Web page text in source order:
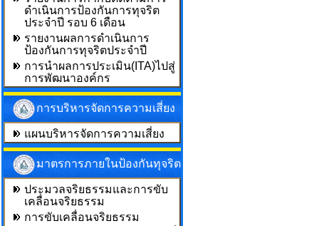
ดำเนินการป้องกันการทุจริต
ประจำปี รอบ 6 เดือน
รายงานผลการดำเนินการ
ป้องกันการทุจริตประจำปี
การนำผลการประเมิน(ITA)ไปสู่
การพัฒนาองค์กร
การบริหารจัดการความเสี่ยง
แผนบริหารจัดการความเสี่ยง
มาตรการภายในป้องกันทุจริต
ประมวลจริยธรรมและการขับ
เคลื่อนจริยธรรม
การขับเคลื่อนจริยธรรม